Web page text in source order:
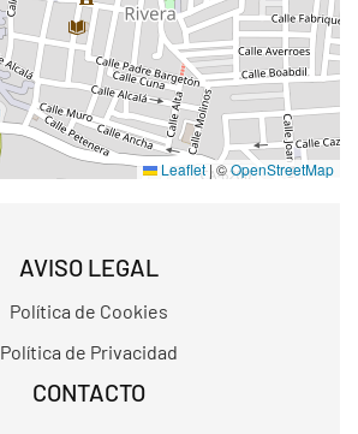
Leaflet |©OpenStreetMap
AVISO LEGAL
Política de Cookies
Política de Privacidad
CONTACTO